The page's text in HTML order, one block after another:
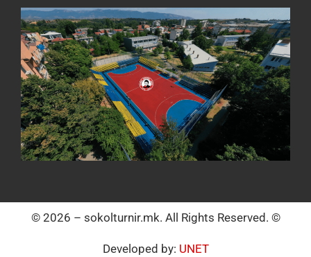
© 2026 – sokolturnir.mk. All Rights Reserved. ©
Developed by: UNET